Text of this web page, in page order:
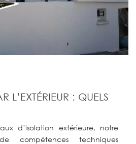
L’EXTÉRIEUR : QUELS
d’isolation extérieure, notre
compétences techniques